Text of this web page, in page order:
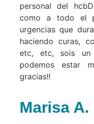
personal del
como a todo el
urgencias que
haciendo curas,
etc, etc, sois un
podemos estar
gracias!!
Marisa A.